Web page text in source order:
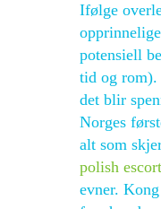
Ifølge
potensiell
tid og rom).
det blir
Norges
alt som
polish
evner.